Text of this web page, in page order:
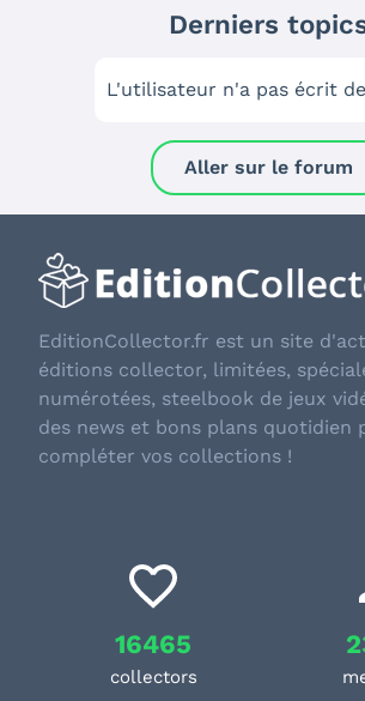
Derniers
L'utilisateur n'a pas écrit
Aller sur le forum
EditionCollector.fr est un site
éditions collector, limitées,
numérotées, steelbook de jeux
des news et bons plans quotidien
compléter vos collections !
16465
collectors